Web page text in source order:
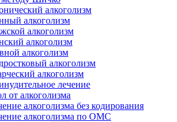
алкоголизм
алкоголизм
алкоголизм
алкоголизм
алкоголизм
алкоголизм
алкоголизм
лечение
от алкоголизма
алкоголизма без кодирования
алкоголизма по ОМС